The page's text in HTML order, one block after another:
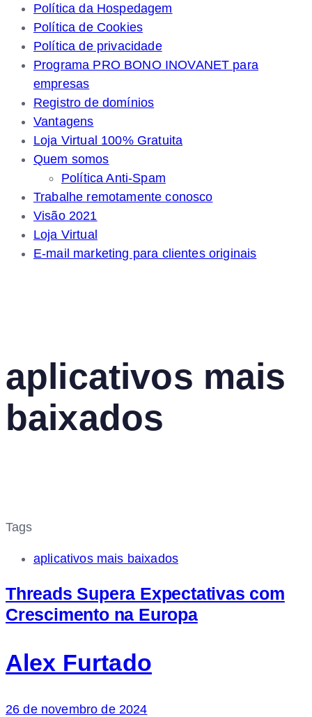
Política da Hospedagem
Política de Cookies
Política de privacidade
Programa PRO BONO INOVANET para
empresas
Registro de domínios
Vantagens
Loja Virtual 100% Gratuita
Quem somos
Política Anti-Spam
Trabalhe remotamente conosco
Visão 2021
Loja Virtual
E-mail marketing para clientes originais
aplicativos mais
baixados
Tags
aplicativos mais baixados
Threads Supera Expectativas com
Crescimento na Europa
Alex Furtado
26 de novembro de 2024